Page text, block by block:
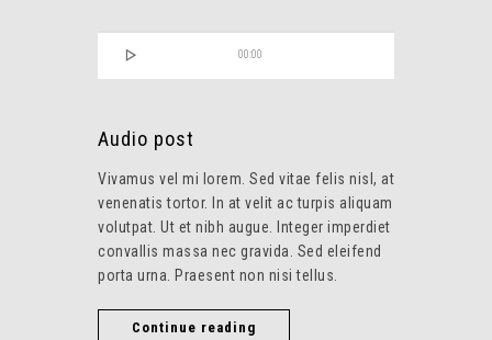
 00:00
Audio post
Vivamus vel mi lorem. Sed vitae felis nisl, at
venenatis tortor. In at velit ac turpis aliquam
volutpat. Ut et nibh augue. Integer imperdiet
convallis massa nec gravida. Sed eleifend
porta urna. Praesent non nisi tellus.
Continue reading